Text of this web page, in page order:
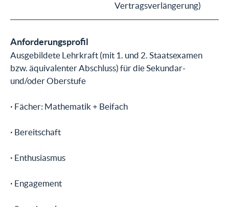
Vertragsverlängerung)
Anforderungsprofil
Ausgebildete Lehrkraft (mit 1. und 2. Staatsexamen
bzw. äquivalenter Abschluss) für die Sekundar-
und/oder Oberstufe
· Fächer: Mathematik + Beifach
· Bereitschaft
· Enthusiasmus
· Engagement